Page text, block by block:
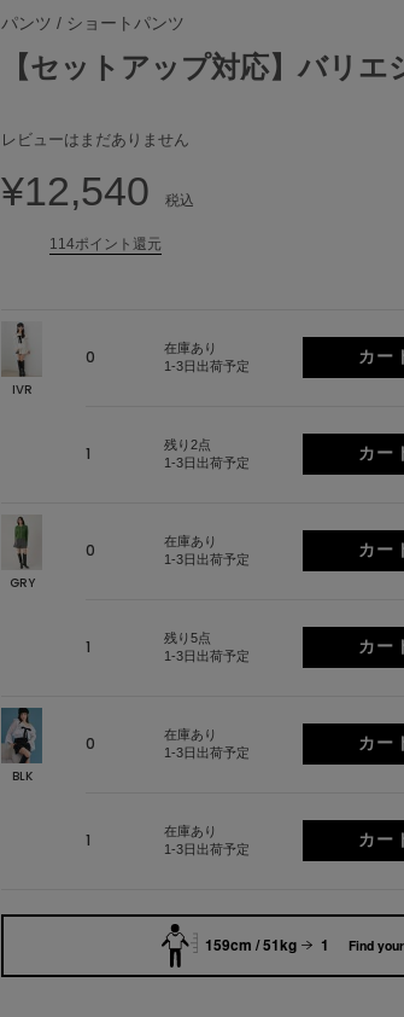
パンツ / ショートパンツ
【セットアップ対応】バリエ
レビューはまだありません
¥12,540 税込
114ポイント還元
IVR
0
在庫あり
1-3日出荷予定
1
残り2点
1-3日出荷予定
GRY
0
在庫あり
1-3日出荷予定
1
残り5点
1-3日出荷予定
BLK
0
在庫あり
1-3日出荷予定
1
在庫あり
1-3日出荷予定
159cm / 51kg 1 Find